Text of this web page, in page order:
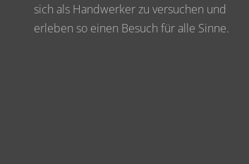
sich als Handwerker zu versuchen und
erleben so einen Besuch für alle Sinne.